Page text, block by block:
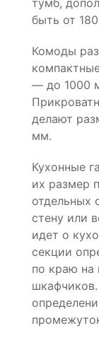
быть от
Комоды
— до 1000
делают
мм.
Кухонные
их размер
отдельных
стену или
идет о
секции
по краю на